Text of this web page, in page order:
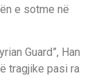
e sotme në
Guard”, Han
tragjike pasi ra